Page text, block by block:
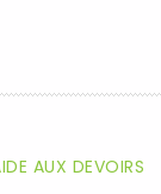
AUX DEVOIRS